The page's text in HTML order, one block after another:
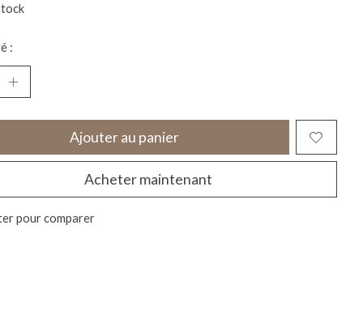
:
Ajouter au panier
Acheter maintenant
pour comparer